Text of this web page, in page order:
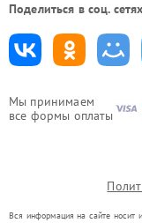
Мы принимаем
все формы оплаты
Поделиться в соц.
Вся информация на сайте носит